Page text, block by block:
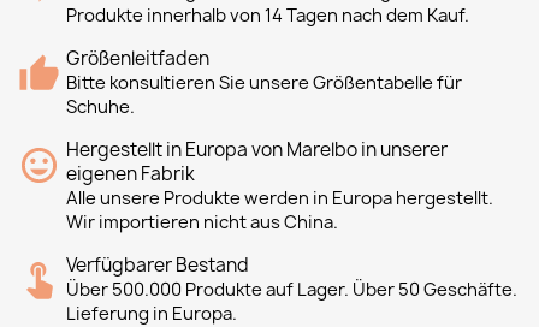
Produkte innerhalb von 14 Tagen nach dem Kauf.
Größenleitfaden
Bitte konsultieren Sie unsere Größentabelle für
Schuhe.
Hergestellt in Europa von Marelbo in unserer
eigenen Fabrik
Alle unsere Produkte werden in Europa hergestellt.
Wir importieren nicht aus China.
Verfügbarer Bestand
Über 500.000 Produkte auf Lager. Über 50 Geschäfte.
Lieferung in Europa.